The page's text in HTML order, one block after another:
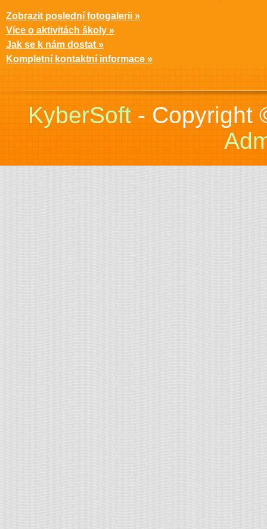
Zobrazit poslední fotogalerii »
Více o aktivitách školy »
Jak se k nám dostat »
Kompletní kontaktní informace »
KyberSoft- Copyright